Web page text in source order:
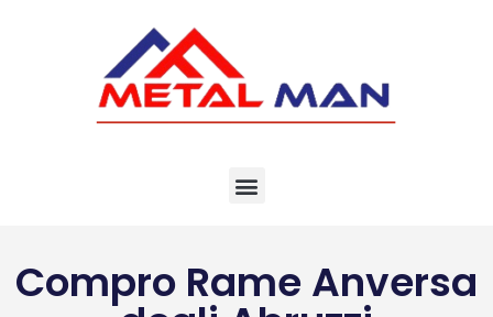
Compro Rame Anversa